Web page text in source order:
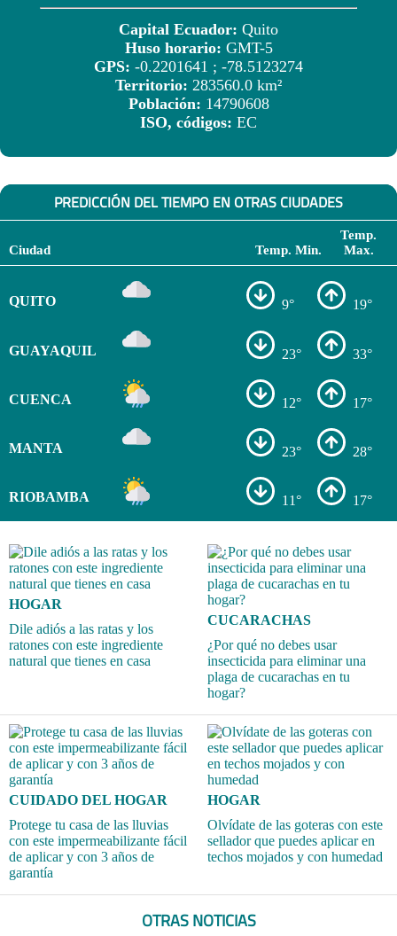
Capital Ecuador: Quito
Huso horario: GMT-5
GPS: -0.2201641 ; -78.5123274
Territorio: 283560.0 km²
Población: 14790608
ISO, códigos: EC
PREDICCIÓN DEL TIEMPO EN OTRAS CIUDADES
Ciudad Temp. Min.
Temp.
Max.
QUITO 9° 19°
GUAYAQUIL 23° 33°
CUENCA 12° 17°
MANTA 23° 28°
RIOBAMBA 11° 17°
HOGAR
Dile adiós a las ratas y los
ratones con este ingrediente
natural que tienes en casa
CUCARACHAS
¿Por qué no debes usar
insecticida para eliminar una
plaga de cucarachas en tu
hogar?
CUIDADO DEL HOGAR
Protege tu casa de las lluvias
con este impermeabilizante fácil
de aplicar y con 3 años de
garantía
HOGAR
Olvídate de las goteras con este
sellador que puedes aplicar en
techos mojados y con humedad
OTRAS NOTICIAS